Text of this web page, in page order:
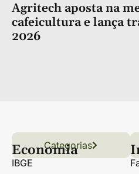
Agritech aposta na
cafeicultura e lança
2026
Links úteis
Conteúdo
Florestas
Categorias
Economia
IBGE